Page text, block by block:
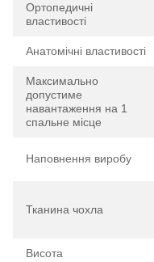
Ортопедичні
властивості
Анатомічні властивості
Максимально
допустиме
навантаження на 1
спальне місце
Наповнення виробу
Тканина чохла
Висота